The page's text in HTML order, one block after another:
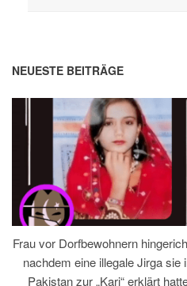
NEUESTE BEITRÄGE
Frau vor Dorfbewohnern
nachdem eine illegale Jirga sie
Pakistan zur „Kari“ erklärt